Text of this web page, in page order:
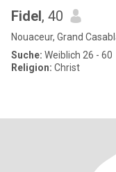
Fidel, 40
Nouaceur, Grand
Suche: Weiblich 26 - 60
Religion: Christ